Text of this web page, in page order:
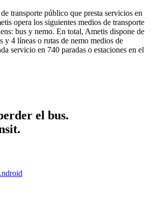
transporte público que presta servicios en
opera los siguientes medios de transporte
bus y nemo. En total, Ametis dispone de
y 4 líneas o rutas de nemo medios de
servicio en 740 paradas o estaciones en el
el bus.